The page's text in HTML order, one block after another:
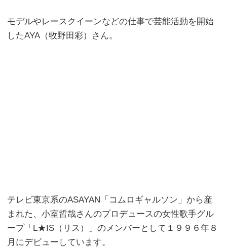
モデルやレースクイーンなどの仕事で芸能活動を開始
したAYA（牧野田彩）さん。
テレビ東京系のASAYAN「コムロギャルソン」から産
まれた、小室哲哉さんのプロデュースの女性歌手グル
ープ「L★IS（リス）」のメンバーとして１９９６年８
月にデビューしています。